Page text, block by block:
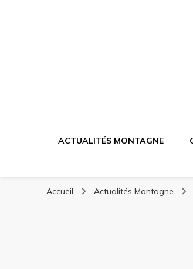
ACTUALITÉS MONTAGNE
Accueil Actualités Montagne